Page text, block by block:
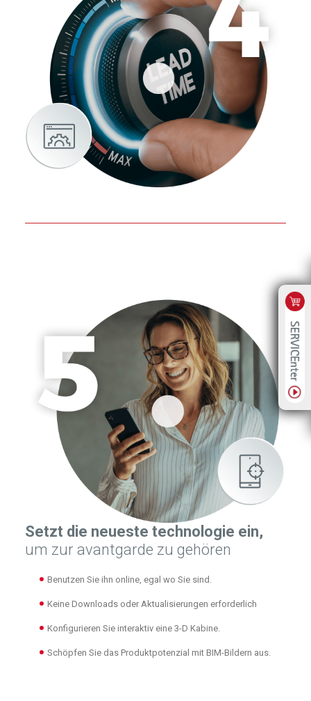
Setzt die neueste technologie ein,
um zur avantgarde zu gehören
Benutzen Sie ihn online, egal wo Sie sind.
Keine Downloads oder Aktualisierungen erforderlich
Konfigurieren Sie interaktiv eine 3-D Kabine.
Schöpfen Sie das Produktpotenzial mit BIM-Bildern aus.